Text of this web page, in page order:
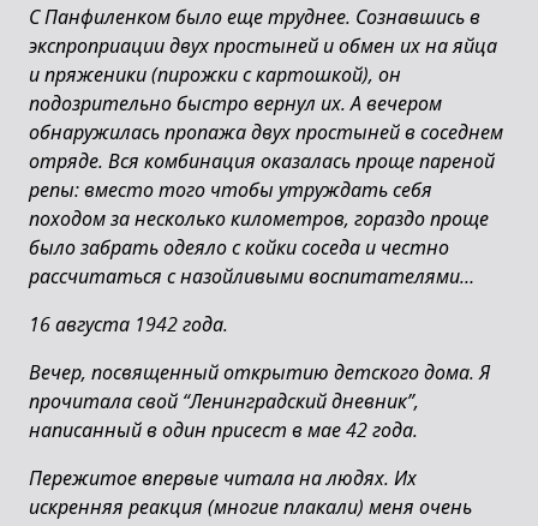
С Панфиленком было еще труднее. Сознавшись в
экспроприации двух простыней и обмен их на яйца
и пряженики (пирожки с картошкой), он
подозрительно быстро вернул их. А вечером
обнаружилась пропажа двух простыней в соседнем
отряде. Вся комбинация оказалась проще пареной
репы: вместо того чтобы утруждать себя
походом за несколько километров, гораздо проще
было забрать одеяло с койки соседа и честно
рассчитаться с назойливыми воспитателями…
16 августа 1942 года.
Вечер, посвященный открытию детского дома. Я
прочитала свой “Ленинградский дневник”,
написанный в один присест в мае 42 года.
Пережитое впервые читала на людях. Их
искренняя реакция (многие плакали) меня очень